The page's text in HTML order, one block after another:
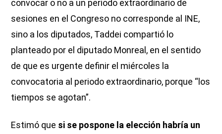
convocar o no a un periodo extraordinario de
sesiones en el Congreso no corresponde al INE,
sino a los diputados, Taddei compartió lo
planteado por el diputado Monreal, en el sentido
de que es urgente definir el miércoles la
convocatoria al periodo extraordinario, porque “los
tiempos se agotan”.
Estimó que si se pospone la elección habría un